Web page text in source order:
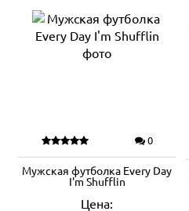
0
Мужская футболка Every Day
I'm Shufflin
Цена: